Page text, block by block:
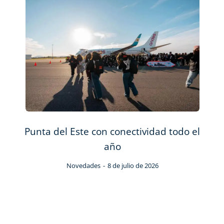
Punta del Este con conectividad todo el
año
Novedades 8 de julio de 2026